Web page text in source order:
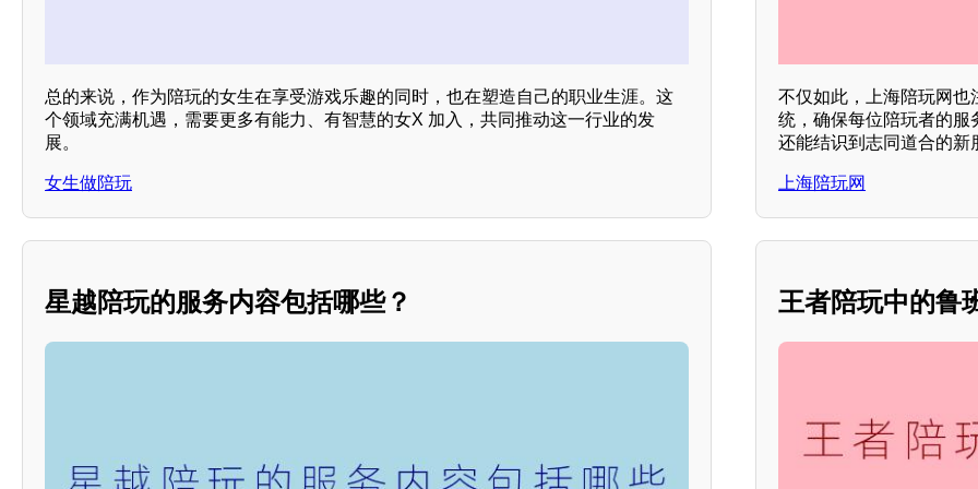
总的来说，作为陪玩的女生在享受游戏乐趣的同时，也在塑造自己的职业生涯。这
个领域充满机遇，需要更多有能力、有智慧的女X 加入，共同推动这一行业的发
展。
女生做陪玩
不仅如此，上海陪玩网也
统，确保每位陪玩者的服
还能结识到志同道合的新
上海陪玩网
星越陪玩的服务内容包括哪些？ 王者陪玩中的